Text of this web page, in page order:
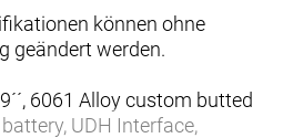
können ohne
geändert werden.
6061 Alloy custom butted
UDH Interface,